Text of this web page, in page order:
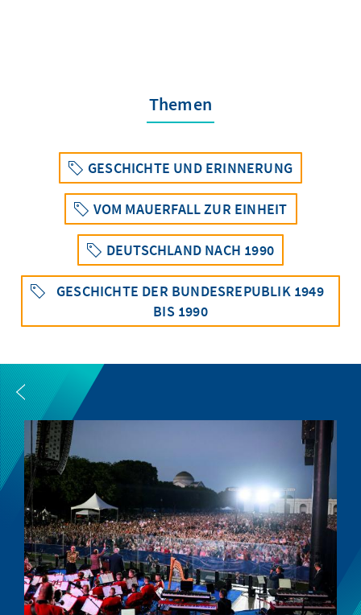
Themen
GESCHICHTE UND ERINNERUNG
VOM MAUERFALL ZUR EINHEIT
DEUTSCHLAND NACH 1990
GESCHICHTE DER BUNDESREPUBLIK 1949
BIS 1990